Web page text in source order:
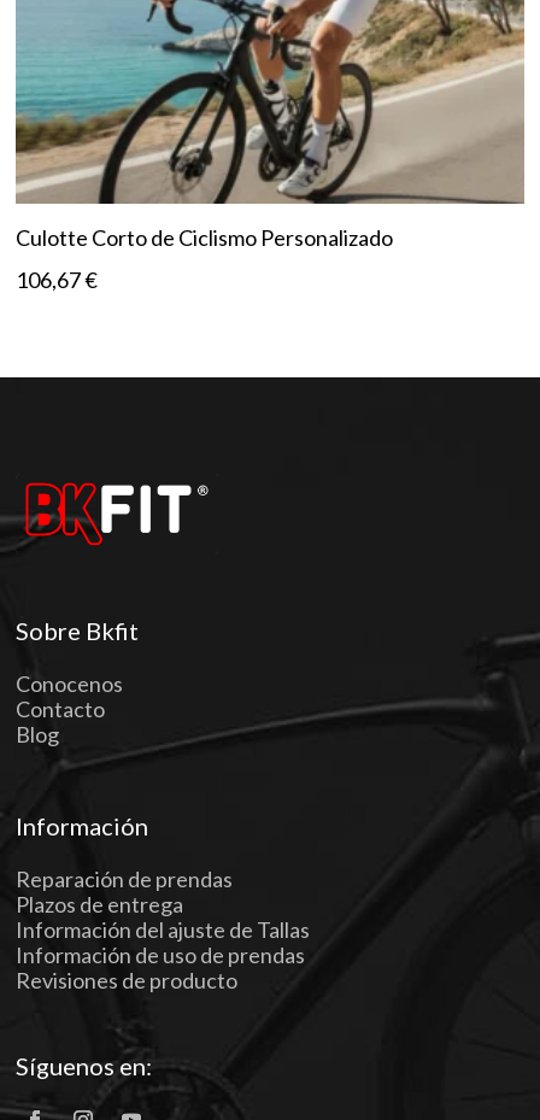
Culotte Corto de Ciclismo Personalizado
106,67€
Sobre Bkfit
Conocenos
Contacto
Blog
Información
Reparación de prendas
Plazos de entrega
Información del ajuste de Tallas
Información de uso de prendas
Revisiones de producto
Síguenos en: